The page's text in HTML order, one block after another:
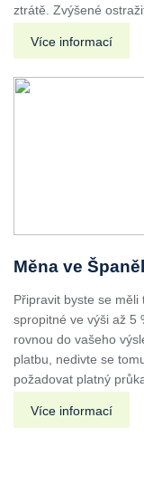
ztrátě. Zvýšené
Více informací
Měna ve
Připravit byste se
spropitné ve výši až 5
rovnou do vašeho
platbu, nedivte se
požadovat platný
Více informací